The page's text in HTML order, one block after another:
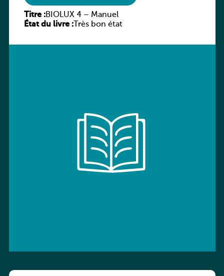
Titre :BIOLUX 4 – Manuel
État du livre :Très bon état